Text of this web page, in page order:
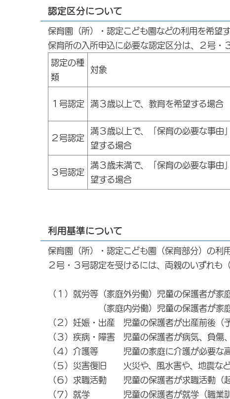
認定区分について
保育園（所）・認定こども園などの利用を希望
保育所の入所申込に必要な認定区分は、２号・
認定の種
類
対象
１号認定 満３歳以上で、教育を希望する場合
２号認定
満３歳以上で、「保育の必要な事由
望する場合
３号認定
満３歳未満で、「保育の必要な事由
望する場合
利用基準について
保育園（所）・認定こども園（保育部分）の利
２号・３号認定を受けるには、両親のいずれも
（１）就労等（家庭外労働）児童の保護者が
（家庭内労働）児童の保護者が家庭で
（２）妊娠・出産 児童の保護者が出産前後（
（３）疾病・障害 児童の保護者が病気、負傷
（４）介護等 児童の家庭に介護が必要な高
（５）災害復旧 火災や、風水害や、地震など
（６）求職活動 児童の保護者が求職活動（
（７）就学 児童の保護者が就学（職業訓